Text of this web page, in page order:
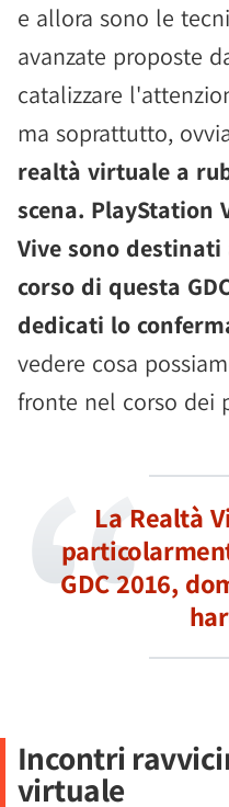
e allora sono le
avanzate proposte
catalizzare
ma soprattutto,
realtà virtuale a
scena. PlayStation
Vive sono
corso di questa
dedicati lo
vedere cosa
fronte nel corso dei
La Realtà
GDC 2016,
Incontri
virtuale